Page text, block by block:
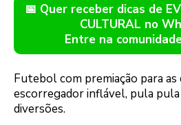
📅 Quer receber dicas de
CULTURAL no
Entre na
Futebol com premiação para as
escorregador inflável, pula
diversões.